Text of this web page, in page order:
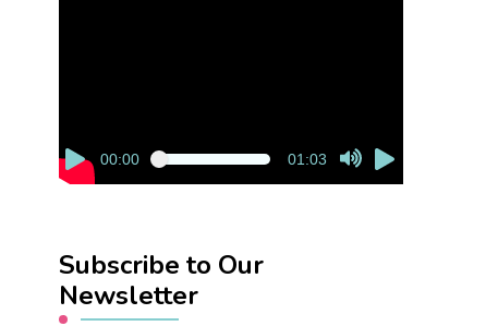
00:00 01:03
Subscribe to Our
Newsletter